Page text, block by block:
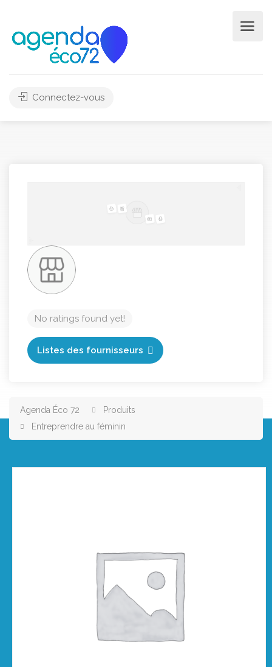
Connectez-vous
No ratings found yet!
Listes des fournisseurs
Agenda Éco 72
Produits
Entreprendre au féminin